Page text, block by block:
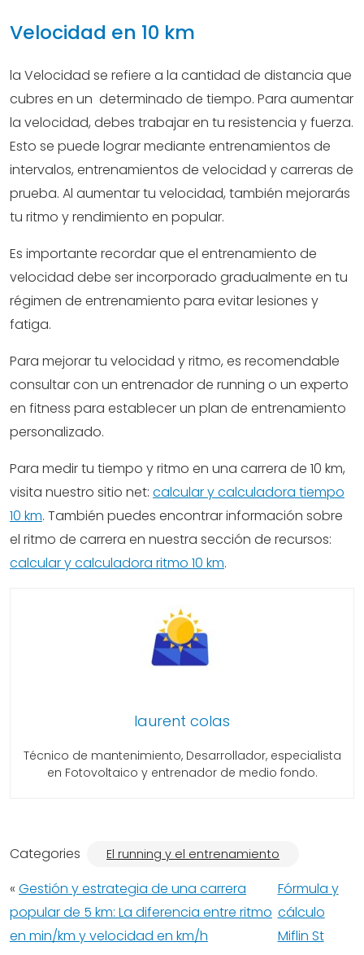
Velocidad en 10 km
la Velocidad se refiere a la cantidad de distancia que
cubres en un determinado de tiempo. Para aumentar
la velocidad, debes trabajar en tu resistencia y fuerza.
Esto se puede lograr mediante entrenamientos de
intervalos, entrenamientos de velocidad y carreras de
prueba. Al aumentar tu velocidad, también mejorarás
tu ritmo y rendimiento en popular.
Es importante recordar que el entrenamiento de
velocidad debe ser incorporado gradualmente en tu
régimen de entrenamiento para evitar lesiones y
fatiga.
Para mejorar tu velocidad y ritmo, es recomendable
consultar con un entrenador de running o un experto
en fitness para establecer un plan de entrenamiento
personalizado.
Para medir tu tiempo y ritmo en una carrera de 10 km,
visita nuestro sitio net: calcular y calculadora tiempo
10 km. También puedes encontrar información sobre
el ritmo de carrera en nuestra sección de recursos:
calcular y calculadora ritmo 10 km.
laurent colas
Técnico de mantenimiento, Desarrollador, especialista
en Fotovoltaico y entrenador de medio fondo.
Categories El running y el entrenamiento
« Gestión y estrategia de una carrera
popular de 5 km: La diferencia entre ritmo
en min/km y velocidad en km/h
Fórmula y
cálculo
Miflin St